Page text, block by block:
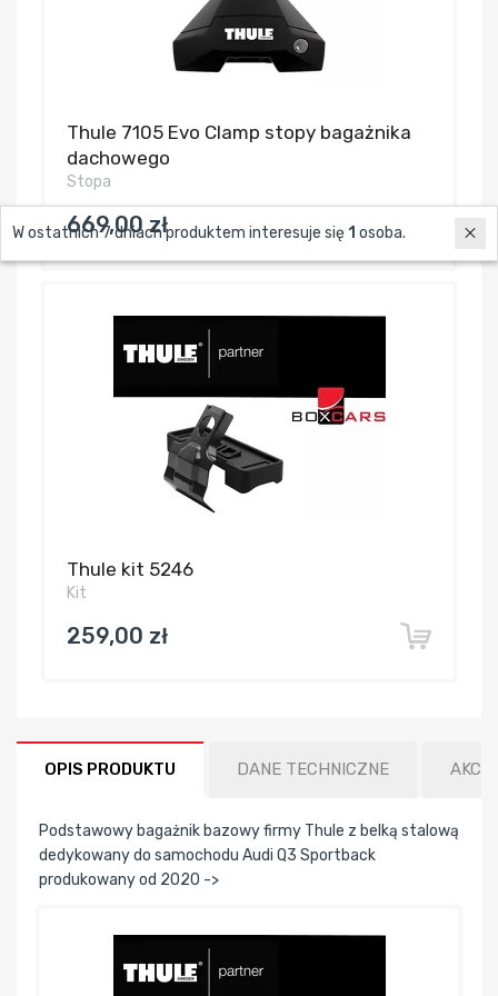
Thule 7105 Evo Clamp stopy bagażnika
dachowego
Stopa
669,00 zł
Thule kit 5246
Kit
259,00 zł
OPIS PRODUKTU DANE TECHNICZNE
Podstawowy bagażnik bazowy firmy Thule z belką stalową
dedykowany do samochodu Audi Q3 Sportback
produkowany od 2020 ->
W ostatnich 7 dniach produktem interesuje się 1 osoba.